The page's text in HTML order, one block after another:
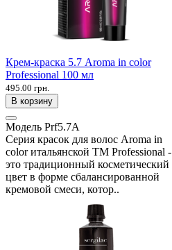
Крем-краска 5.7 Aroma in color
Professional 100 мл
495.00 грн.
В корзину
Модель Prf5.7A
Серия красок для волос Aroma in
color итальянской ТМ Professional -
это традиционный косметический
цвет в форме сбалансированной
кремовой смеси, котор..